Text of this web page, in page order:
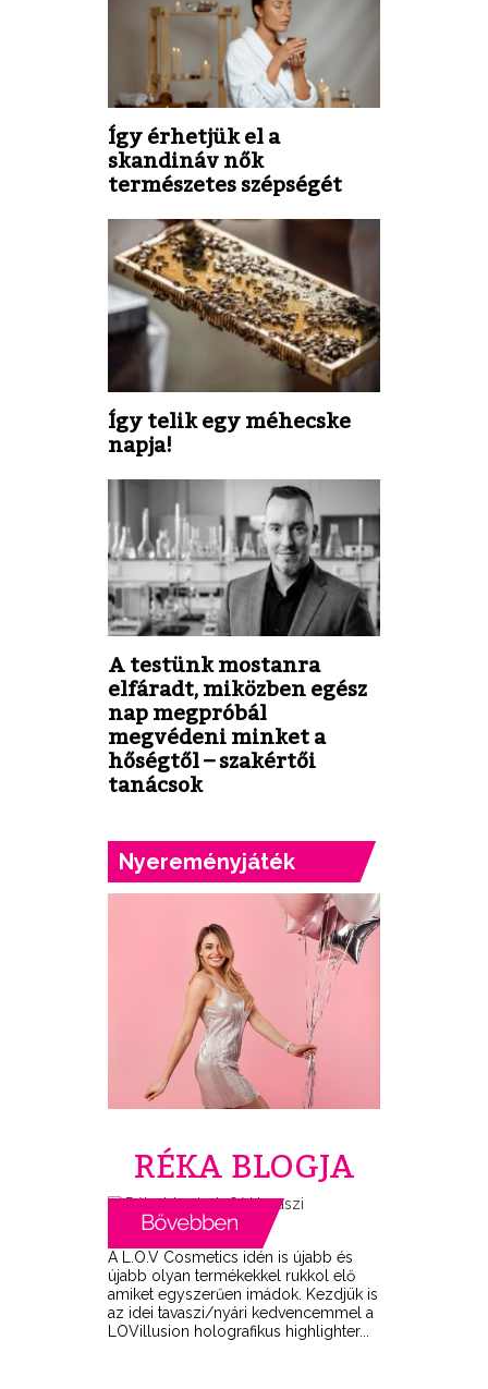
Így érhetjük el a
skandináv nők
természetes szépségét
Így telik egy méhecske
napja!
A testünk mostanra
elfáradt, miközben egész
nap megpróbál
megvédeni minket a
hőségtől – szakértői
tanácsok
Nyereményjáték
RÉKA BLOGJA
A L.O.V Cosmetics idén is újabb és
újabb olyan termékekkel rukkol elő
amiket egyszerűen imádok. Kezdjük is
az idei tavaszi/nyári kedvencemmel a
LOVillusion holografikus highlighter...